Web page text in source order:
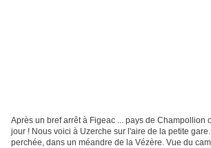
Après un bref arrêt à Figeac ... pays de Champollion
jour ! Nous voici à Uzerche sur l'aire de la petite
perchée, dans un méandre de la Vézère. Vue du